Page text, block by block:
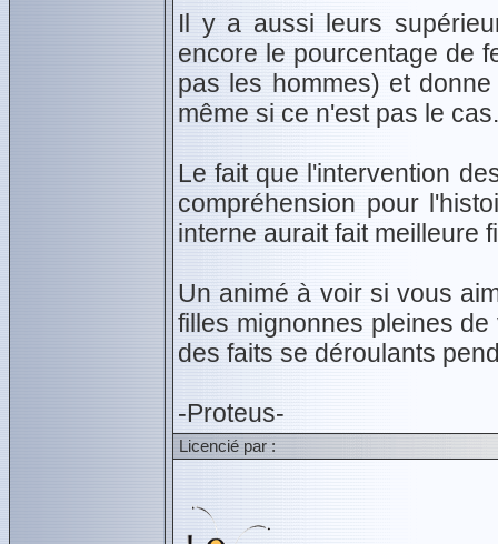
Il y a aussi leurs
encore le pourcentage de
pas les hommes) et
même si ce n'est pas le cas.
Le fait que l'intervention
compréhension pour
interne aurait fait meilleure
Un animé à voir si vous
filles mignonnes pleines
des faits se déroulants
-Proteus-
Licencié par :